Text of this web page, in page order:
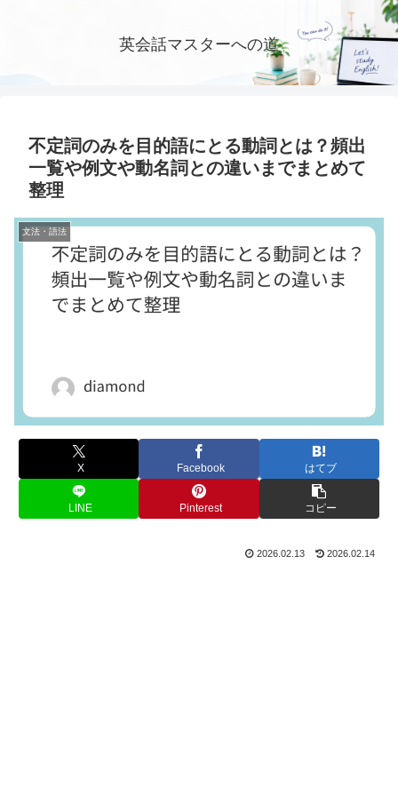
英会話マスターへの道
不定詞のみを目的語にとる動詞とは？頻出
一覧や例文や動名詞との違いまでまとめて
整理
文法・語法
X Facebook はてブ
LINE Pinterest コピー
2026.02.13 2026.02.14